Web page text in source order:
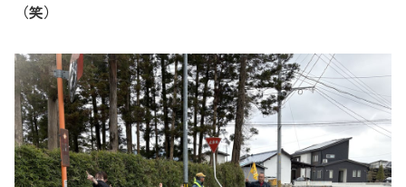
（笑）